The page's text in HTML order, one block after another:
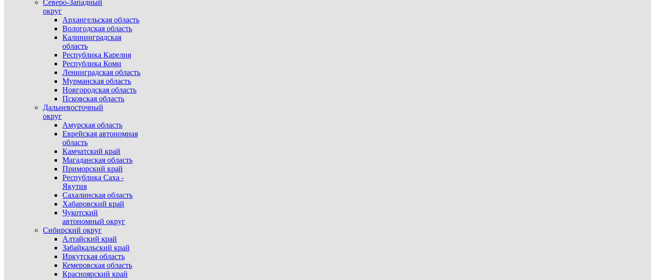
Северо-Западный
округ
Архангельская область
Вологодская область
Калининградская
область
Республика Карелия
Республика Коми
Ленинградская область
Мурманская область
Новгородская область
Псковская область
Дальневосточный
округ
Амурская область
Еврейская автономная
область
Камчатский край
Магаданская область
Приморский край
Республика Саха -
Якутия
Сахалинская область
Хабаровский край
Чукотский
автономный округ
Сибирский округ
Алтайский край
Забайкальский край
Иркутская область
Кемеровская область
Красноярский край